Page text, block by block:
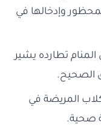
وإدخالها في
تطارده يشير
الصحيح.
المريضة في
صحية.